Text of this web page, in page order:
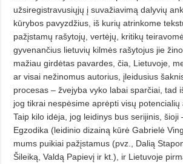
užsiregistravusiųjų į suvažiavimą dalyvių
kūrybos pavyzdžius, iš kurių atrinkome
pažįstamų rašytojų, vertėjų, kritikų
gyvenančius lietuvių kilmės rašytojus jie
mažiau girdėtas pavardes, čia, Lietuvoje,
ar visai nežinomus autorius, įleidusius
procesas – žvejyba vyko labai sparčiai, tad
jog tikrai nespėsime aprėpti visų potencialių
Taip kilo idėja, jog leidinys bus serijinis, šioji
Egzodika (leidinio dizainą kūrė Gabrielė
mums puikiai pažįstamus (pvz., Dalią
Šileiką, Valdą Papievį ir kt.), ir Lietuvoje